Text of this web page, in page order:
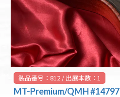
製品番号：812 / 出展本数：1
MT-Premium/QMH #14797